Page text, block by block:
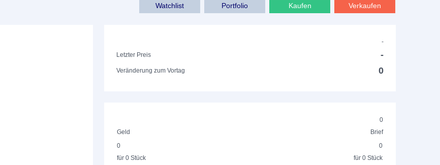
Watchlist Portfolio Kaufen Verkaufen
-
Letzter Preis
-
Veränderung zum Vortag 0
0
Geld
Brief
0
für 0 Stück
0
für 0 Stück